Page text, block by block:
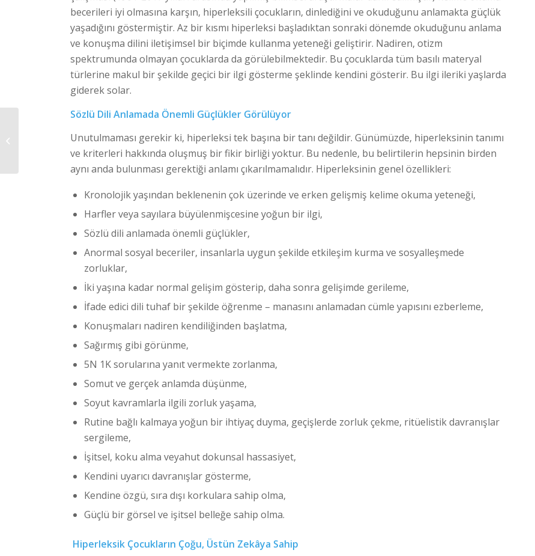
becerileri iyi olmasına karşın, hiperleksili çocukların, dinlediğini ve okuduğunu anlamakta güçlük
yaşadığını göstermiştir. Az bir kısmı hiperleksi başladıktan sonraki dönemde okuduğunu anlama
ve konuşma dilini iletişimsel bir biçimde kullanma yeteneği geliştirir. Nadiren, otizm
spektrumunda olmayan çocuklarda da görülebilmektedir. Bu çocuklarda tüm basılı materyal
türlerine makul bir şekilde geçici bir ilgi gösterme şeklinde kendini gösterir. Bu ilgi ileriki yaşlarda
giderek solar.
Sözlü Dili Anlamada Önemli Güçlükler Görülüyor
Unutulmaması gerekir ki, hiperleksi tek başına bir tanı değildir. Günümüzde, hiperleksinin tanımı
ve kriterleri hakkında oluşmuş bir fikir birliği yoktur. Bu nedenle, bu belirtilerin hepsinin birden
aynı anda bulunması gerektiği anlamı çıkarılmamalıdır. Hiperleksinin genel özellikleri:
Kronolojik yaşından beklenenin çok üzerinde ve erken gelişmiş kelime okuma yeteneği,
Harfler veya sayılara büyülenmişcesine yoğun bir ilgi,
Sözlü dili anlamada önemli güçlükler,
Anormal sosyal beceriler, insanlarla uygun şekilde etkileşim kurma ve sosyalleşmede
zorluklar,
İki yaşına kadar normal gelişim gösterip, daha sonra gelişimde gerileme,
İfade edici dili tuhaf bir şekilde öğrenme – manasını anlamadan cümle yapısını ezberleme,
Konuşmaları nadiren kendiliğinden başlatma,
Sağırmış gibi görünme,
5N 1K sorularına yanıt vermekte zorlanma,
Somut ve gerçek anlamda düşünme,
Soyut kavramlarla ilgili zorluk yaşama,
Rutine bağlı kalmaya yoğun bir ihtiyaç duyma, geçişlerde zorluk çekme, ritüelistik davranışlar
sergileme,
İşitsel, koku alma veyahut dokunsal hassasiyet,
Kendini uyarıcı davranışlar gösterme,
Kendine özgü, sıra dışı korkulara sahip olma,
Güçlü bir görsel ve işitsel belleğe sahip olma.
Hiperleksik Çocukların Çoğu, Üstün Zekâya Sahip
OTİZM GÖNÜLLÜLERİ